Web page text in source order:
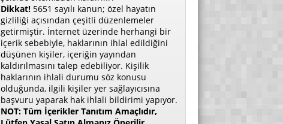
Dikkat! 5651 sayılı kanun; özel hayatın
gizliliği açısından çeşitli düzenlemeler
getirmiştir. İnternet üzerinde herhangi bir
içerik sebebiyle, haklarının ihlal edildiğini
düşünen kişiler, içeriğin yayından
kaldırılmasını talep edebiliyor. Kişilik
haklarının ihlali durumu söz konusu
olduğunda, ilgili kişiler yer sağlayıcısına
başvuru yaparak hak ihlali bildirimi yapıyor.
NOT: Tüm İçerikler Tanıtım Amaçlıdır,